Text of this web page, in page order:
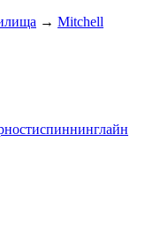
→ Mitchell
спиннинглайн